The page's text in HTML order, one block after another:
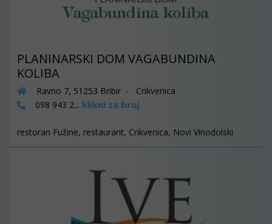
PLANINARSKI DOM VAGABUNDINA
KOLIBA
Ravno 7, 51253 Bribir - Crikvenica
098 943 2... klikni za broj
restoran Fužine, restaurant, Crikvenica, Novi Vinodolski